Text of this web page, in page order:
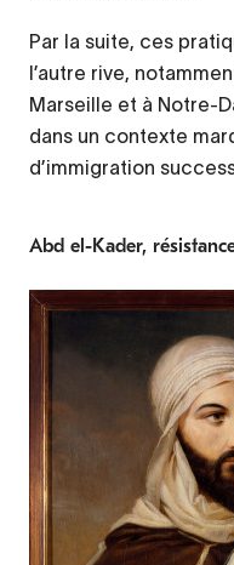
Par la suite, ces
l’autre rive,
Marseille et à Notre-
dans un contexte
d’immigration
Abd el-Kader,